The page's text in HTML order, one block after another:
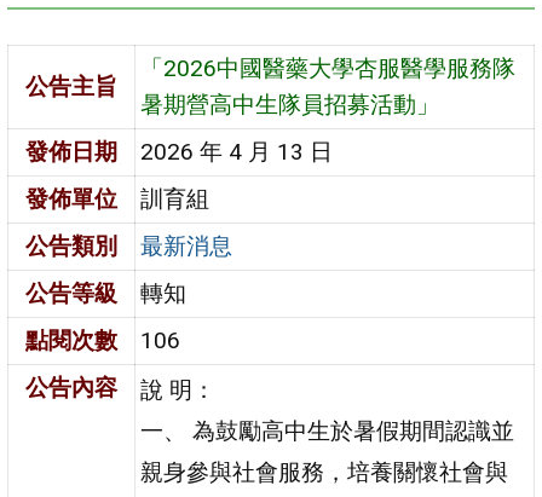
區
公告主旨
「2026中國醫藥大學杏服醫學服務隊
暑期營高中生隊員招募活動」
發佈日期
2026 年 4 月 13 日
發佈單位
訓育組
公告類別
最新消息
公告等級
轉知
點閱次數
106
公告內容
說 明：
一、 為鼓勵高中生於暑假期間認識並
親身參與社會服務，培養關懷社會與